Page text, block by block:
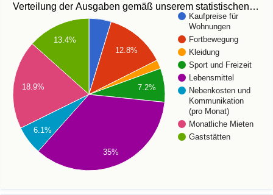
Verteilung der Ausgaben gemäß unserem statistischen…
Kaufpreise für
Wohnungen
Fortbewegung
Kleidung
Sport und Freizeit
Lebensmittel
Nebenkosten und
Kommunikation
(pro Monat)
Monatliche Mieten
Gaststätten
12.8%
7.2%
13.4%
18.9%
6.1%
35%